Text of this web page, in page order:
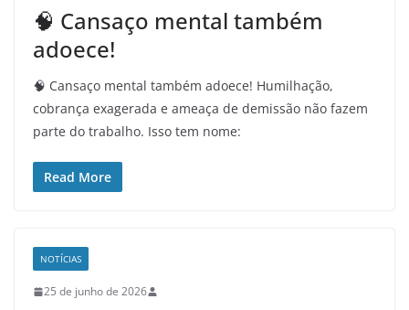
🧠 Cansaço mental também
adoece!
🧠 Cansaço mental também adoece! Humilhação,
cobrança exagerada e ameaça de demissão não fazem
parte do trabalho. Isso tem nome:
Read More
NOTÍCIAS
25 de junho de 2026